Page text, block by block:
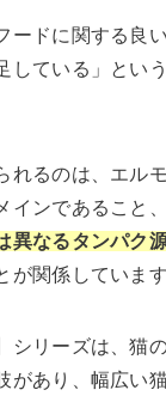
ードに関する良
している」とい
れるのは、エル
インであること
異なるタンパク
が関係しています
シリーズは、猫
があり、幅広い